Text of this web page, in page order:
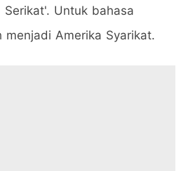
Untuk bahasa
menjadi Amerika Syarikat.